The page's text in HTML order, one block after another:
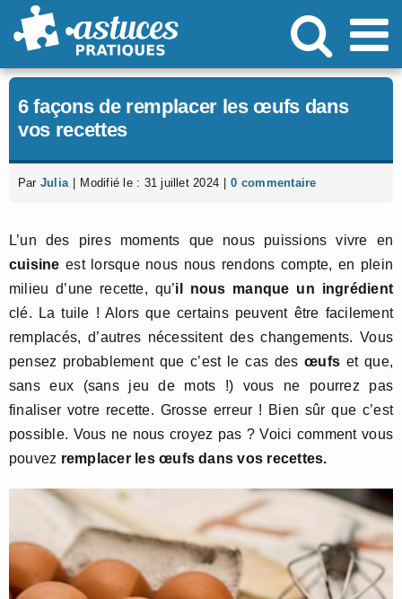
Passer
au
6 façons de remplacer les œufs dans
vos recettes
Par Julia Modifié le : 31 juillet 2024 0 commentaire
L’un des pires moments que nous puissions vivre en
cuisine est lorsque nous nous rendons compte, en plein
milieu d’une recette, qu’il nous manque un ingrédient
clé. La tuile ! Alors que certains peuvent être facilement
remplacés, d’autres nécessitent des changements. Vous
pensez probablement que c’est le cas desœufs et que,
sans eux (sans jeu de mots !) vous ne pourrez pas
finaliser votre recette. Grosse erreur ! Bien sûr que c’est
possible. Vous ne nous croyez pas ? Voici comment vous
pouvez remplacer les œufs dans vos recettes.